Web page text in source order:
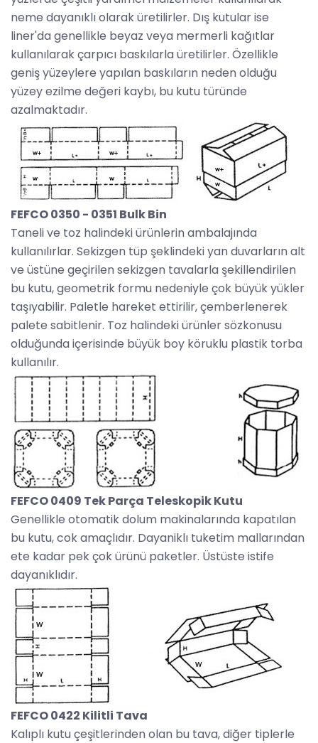
neme dayanıklı olarak üretilirler. Dış kutular ise
liner'da genellikle beyaz veya mermerli kağıtlar
kullanılarak çarpıcı baskılarla üretilirler. Özellikle
geniş yüzeylere yapılan baskıların neden olduğu
yüzey ezilme değeri kaybı, bu kutu türünde
azalmaktadır.
FEFCO 0350 - 0351 Bulk Bin
Taneli ve toz halindeki ürünlerin ambalajında
kullanılırlar. Sekizgen tüp şeklindeki yan duvarların alt
ve üstüne geçirilen sekizgen tavalarla şekillendirilen
bu kutu, geometrik formu nedeniyle çok büyük yükler
taşıyabilir. Paletle hareket ettirilir, çemberlenerek
palete sabitlenir. Toz halindeki ürünler sözkonusu
olduğunda içerisinde büyük boy köruklu plastik torba
kullanılır.
FEFCO 0409 Tek Parça Teleskopik Kutu
Genellikle otomatik dolum makinalarında kapatılan
bu kutu, cok amaçlıdır. Dayaniklı tuketim mallarından
ete kadar pek çok ürünü paketler. Üstüste istife
dayanıklıdır.
FEFCO 0422 Kilitli Tava
Kalıplı kutu çeşitlerinden olan bu tava, diğer tiplerle